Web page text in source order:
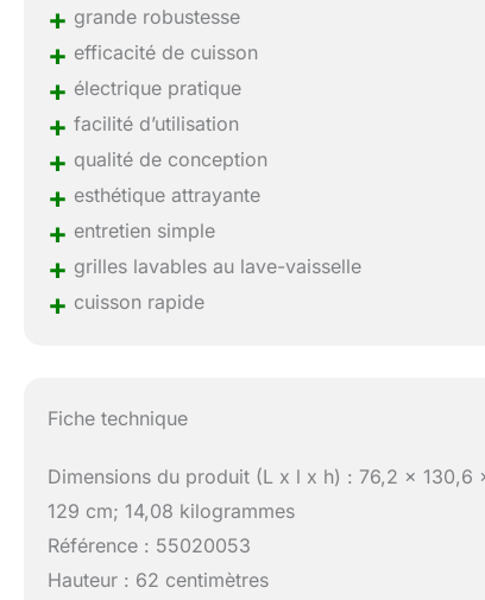
+ grande robustesse
+ efficacité de cuisson
+ électrique pratique
+ facilité d’utilisation
+ qualité de conception
+ esthétique attrayante
+ entretien simple
+ grilles lavables au lave-vaisselle
+ cuisson rapide
Fiche technique
Dimensions du produit (L x l x h) : 76,2 x 130,6
129 cm; 14,08 kilogrammes
Référence : 55020053
Hauteur : 62 centimètres